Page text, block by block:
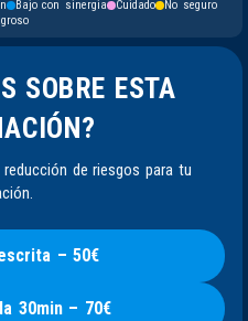
Bajo con sinergia Cuidado
No seguro
SOBRE ESTA
de riesgos para tu
– 50€
30min – 70€